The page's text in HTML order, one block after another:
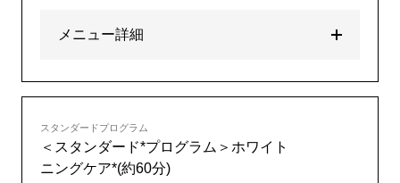
メニュー詳細
スタンダードプログラム
＜スタンダード*プログラム＞ホワイト
ニングケア*(約60分)